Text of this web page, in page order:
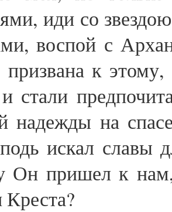
иди со
воспой с
к
стали
надежды на
искал славы
Он пришел к
Креста?